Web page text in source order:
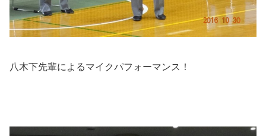
八木下先輩によるマイクパフォーマンス！